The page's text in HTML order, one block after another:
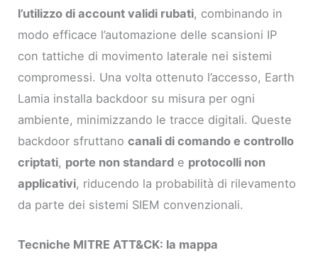
l’utilizzo di account validi rubati, combinando in
modo efficace l’automazione delle scansioni IP
con tattiche di movimento laterale nei sistemi
compromessi. Una volta ottenuto l’accesso, Earth
Lamia installa backdoor su misura per ogni
ambiente, minimizzando le tracce digitali. Queste
backdoor sfruttanocanali di comando e controllo
criptati, porte non standard e protocolli non
applicativi, riducendo la probabilità di rilevamento
da parte dei sistemi SIEM convenzionali.
Tecniche MITRE ATT&CK: la mappa